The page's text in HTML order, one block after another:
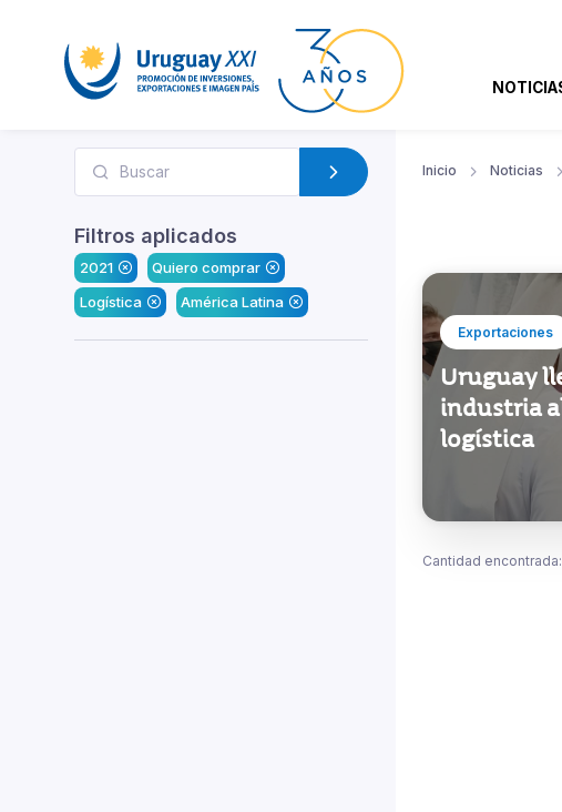
Filtros aplicados
2021
Quiero comprar
Logística
América Latina
Inicio Noticias
Exportaciones
Uruguay
industria
logística
Cantidad encontrada: